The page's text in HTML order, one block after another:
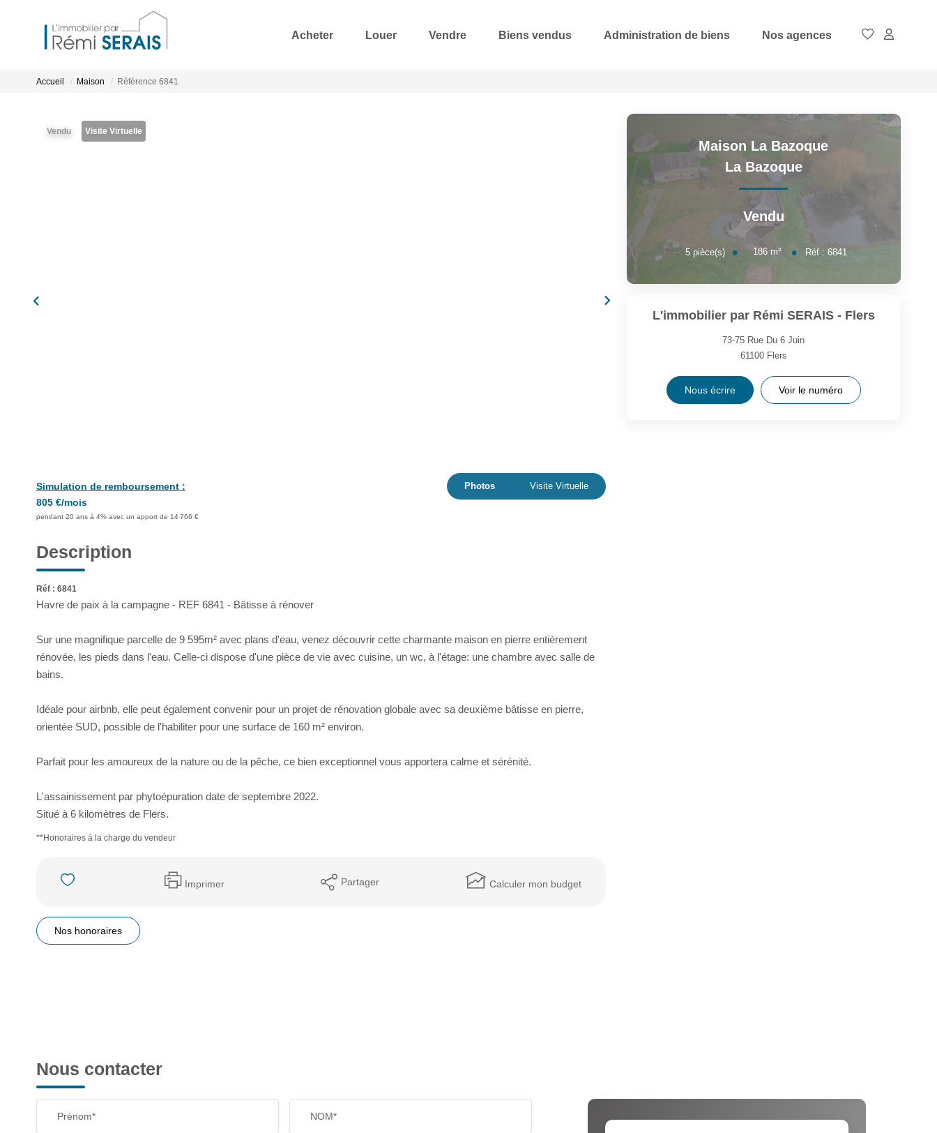
Acheter Louer Vendre Biens vendus Administration de biens Nos agences
Accueil Maison Référence 6841
Vendu Visite Virtuelle
Simulation de remboursement :
805 €/mois
pendant 20 ans à 4% avec un apport de 14 766 €
Photos Visite Virtuelle
Description
Réf : 6841
Havre de paix à la campagne - REF 6841 - Bâtisse à rénover
Sur une magnifique parcelle de 9 595m² avec plans d'eau, venez découvrir cette charmante maison en pierre entièrement
rénovée, les pieds dans l'eau. Celle-ci dispose d'une pièce de vie avec cuisine, un wc, à l'étage: une chambre avec salle de
bains.
Idéale pour airbnb, elle peut également convenir pour un projet de rénovation globale avec sa deuxième bâtisse en pierre,
orientée SUD, possible de l'habiliter pour une surface de 160 m² environ.
Parfait pour les amoureux de la nature ou de la pêche, ce bien exceptionnel vous apportera calme et sérénité.
L'assainissement par phytoépuration date de septembre 2022.
Situé à 6 kilomètres de Flers.
**Honoraires à la charge du vendeur
Imprimer Partager Calculer mon budget
Nos honoraires
Maison La Bazoque
La Bazoque
Vendu
5pièce(s) 186 m² Réf :6841
L'immobilier par Rémi SERAIS - Flers
73-75 Rue Du 6 Juin
61100 Flers
Nous écrire Voir le numéro
Nous contacter
Prénom* NOM*